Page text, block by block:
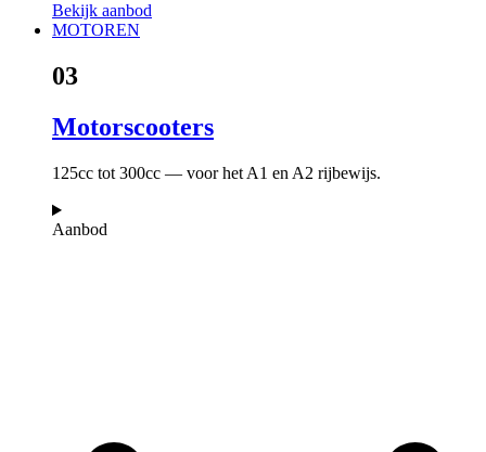
Bekijk aanbod
MOTOREN
03
Motorscooters
125cc tot 300cc — voor het A1 en A2 rijbewijs.
Aanbod